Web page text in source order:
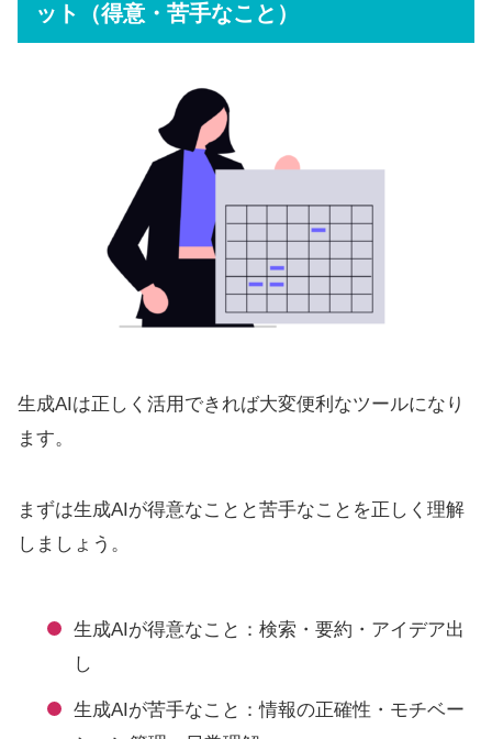
ット（得意・苦手なこと）
生成AIは正しく活用できれば大変便利なツールになり
ます。
まずは生成AIが得意なことと苦手なことを正しく理解
しましょう。
生成AIが得意なこと：検索・要約・アイデア出
し
生成AIが苦手なこと：情報の正確性・モチベー